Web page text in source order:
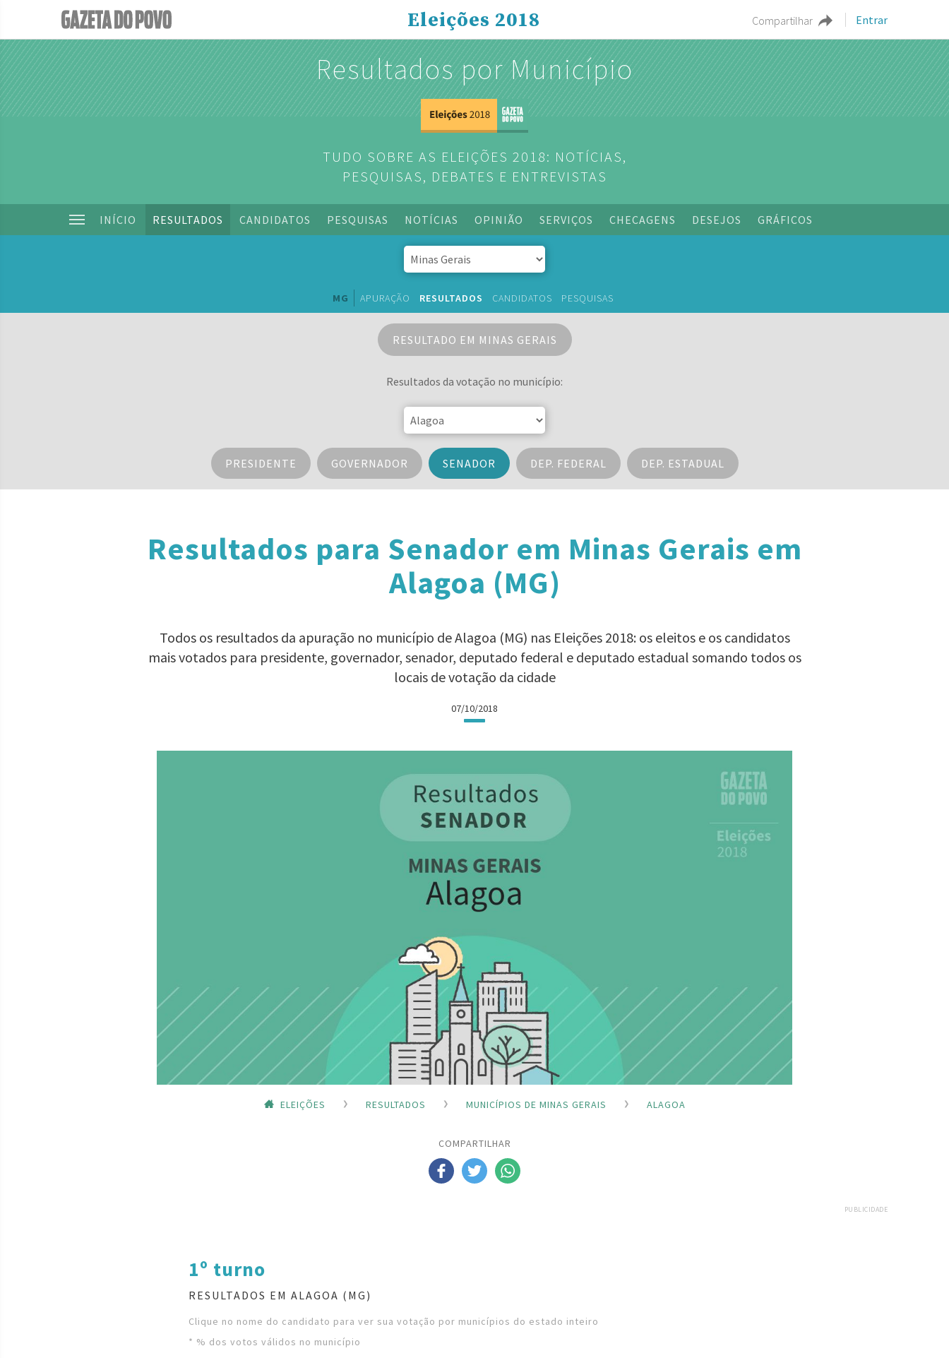
Compartilhar Entrar
Eleições 2018
Resultados por Município
TUDO SOBRE AS ELEIÇÕES 2018: NOTÍCIAS,
PESQUISAS, DEBATES E ENTREVISTAS
INÍCIO RESULTADOS CANDIDATOS PESQUISAS NOTÍCIAS OPINIÃO SERVIÇOS CHECAGENS DESEJOS GRÁFICOS
MG APURAÇÃO RESULTADOS CANDIDATOS PESQUISAS
RESULTADO EM MINAS GERAIS
Resultados da votação no município:
PRESIDENTE GOVERNADOR SENADOR DEP. FEDERAL DEP. ESTADUAL
Resultados para Senador em Minas Gerais em
Alagoa (MG)
Todos os resultados da apuração no município de Alagoa (MG) nas Eleições 2018: os eleitos e os candidatos
mais votados para presidente, governador, senador, deputado federal e deputado estadual somando todos os
locais de votação da cidade
07/10/2018
ELEIÇÕES RESULTADOS MUNICÍPIOS DE MINAS GERAIS ALAGOA
COMPARTILHAR
PUBLICIDADE
1º turno
RESULTADOS EM ALAGOA (MG)
Clique no nome do candidato para ver sua votação por municípios do estado inteiro
* % dos votos válidos no município